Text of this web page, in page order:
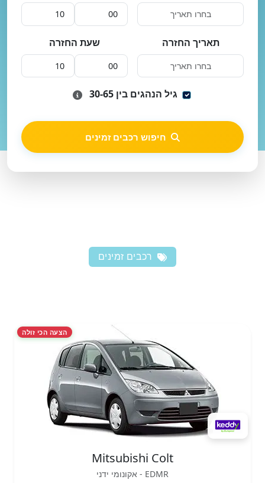
תאריך החזרה שעת החזרה
גיל הנהגים בין 30-65
חיפוש רכבים זמינים
רכבים זמינים
הצעה הכי זולה
Mitsubishi Colt
EDMR - אקונומי ידני